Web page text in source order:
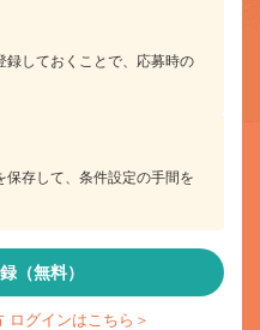
録しておくことで、応募時の
保存して、条件設定の手間を
（無料）
ログインはこちら＞